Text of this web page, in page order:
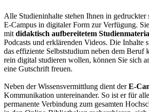
Alle Studieninhalte stehen Ihnen in gedruckter
E-Campus in digitaler Form zur Verfügung.
mit didaktisch aufbereitetem
Podcasts und erklärenden Videos. Die Inhalte
das effiziente Selbststudium neben dem Beruf
rein digital studieren wollen, können Sie sich
eine Gutschrift freuen.
Neben der Wissensvermittlung dient derE-
Kommunikation untereinander. So ist er für
permanente Verbindung zum gesamten